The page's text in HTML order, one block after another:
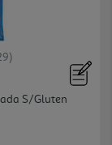
S/gluten